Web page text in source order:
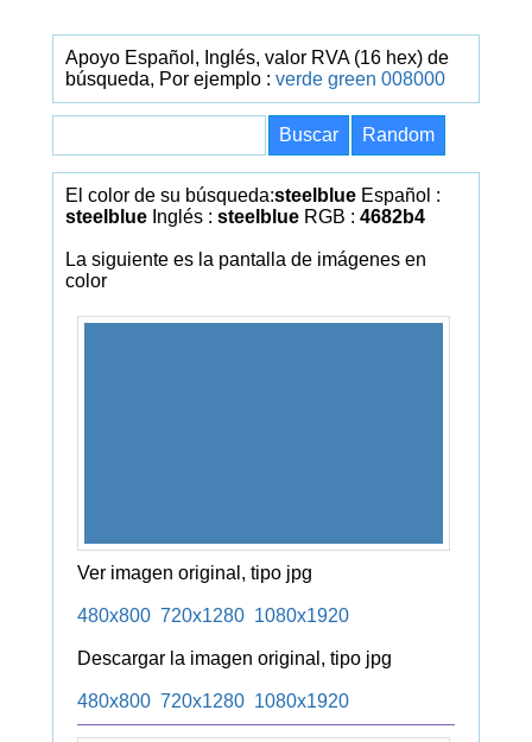
Apoyo Español, Inglés, valor RVA (16 hex) de
búsqueda, Por ejemplo : verde green 008000
El color de su búsqueda:steelblue Español :
steelblue Inglés : steelblue RGB : 4682b4
La siguiente es la pantalla de imágenes en
color
Ver imagen original, tipo jpg
480x800 720x1280 1080x1920
Descargar la imagen original, tipo jpg
480x800 720x1280 1080x1920